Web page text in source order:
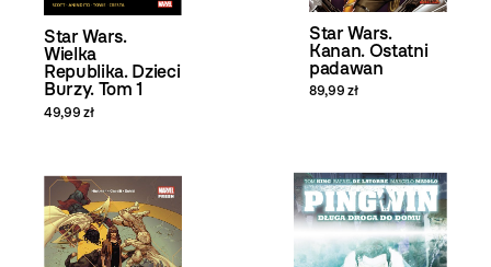
Star Wars.
Wielka
Republika. Dzieci
Burzy. Tom 1
49,99 zł
Star Wars.
Kanan. Ostatni
padawan
89,99 zł